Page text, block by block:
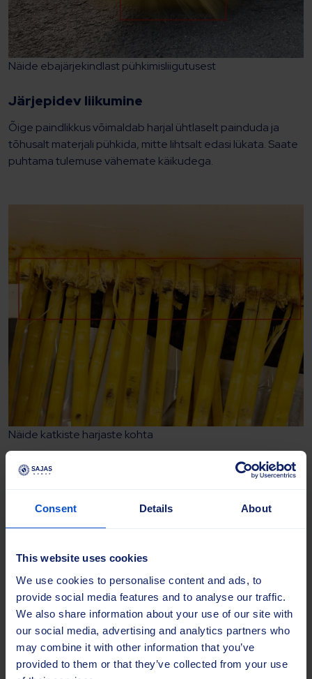
Consent Details About
This website uses cookies
We use cookies to personalise content and ads, to
provide social media features and to analyse our traffic.
We also share information about your use of our site with
our social media, advertising and analytics partners who
may combine it with other information that you’ve
provided to them or that they’ve collected from your use
Näide ebajärjekindlast pühkimisliigutusest
Järjepidev liikumine
Õige paindlikkus võimaldab harjal ühtlaselt painduda ja
tõhusalt materjali pühkida, mitte lihtsalt edasi lükata. Saate
puhtama tulemuse vähemate käikudega.
Näide katkiste harjaste kohta
Vastupidavus
tagades pika kasutusaja ka nõudlikes tingimustes.